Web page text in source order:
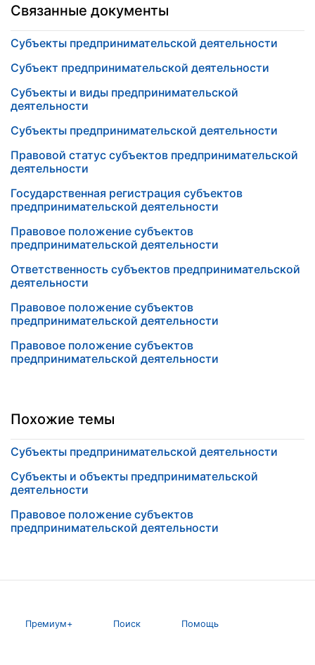
Связанные документы
Субъекты предпринимательской деятельности
Субъект предпринимательской деятельности
Субъекты и виды предпринимательской
деятельности
Субъекты предпринимательской деятельности
Правовой статус субъектов предпринимательской
деятельности
Государственная регистрация субъектов
предпринимательской деятельности
Правовое положение субъектов
предпринимательской деятельности
Ответственность субъектов предпринимательской
деятельности
Правовое положение субъектов
предпринимательской деятельности
Правовое положение субъектов
предпринимательской деятельности
Похожие темы
Субъекты предпринимательской деятельности
Субъекты и объекты предпринимательской
деятельности
Правовое положение субъектов
предпринимательской деятельности
Премиум+ Поиск Помощь